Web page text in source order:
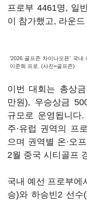
프로부 4461명, 일
이 참가했고, 라운
'2026 골프존 차이나오픈’ 국
이준희 프로. (사진=골프존)
이번 대회는 총상
만원), 우승상금
규모로 운영됩니다.
주·유럽 권역의 프
으며 권역별 온·오
2월 중국 시티골프
국내 예선 프로부에
승)와 하승빈2 선수